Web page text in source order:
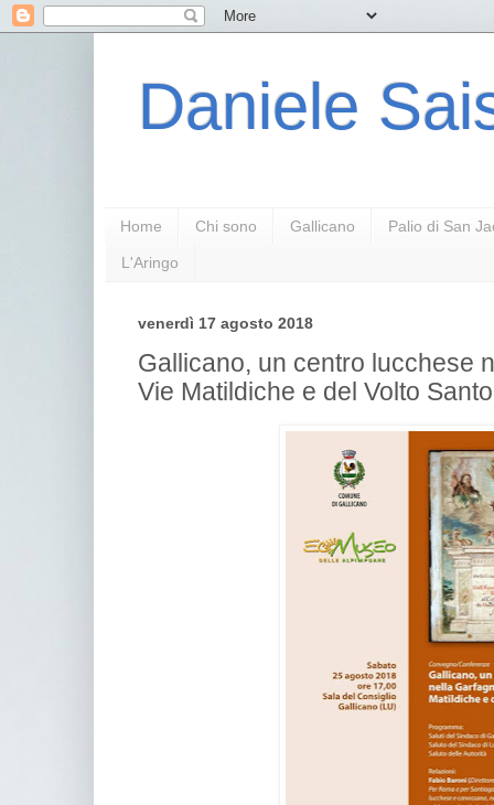
Daniele
Home Chi sono Gallicano Palio di San
L'Aringo
venerdì 17 agosto 2018
Gallicano, un centro lucchese
Vie Matildiche e del Volto Santo